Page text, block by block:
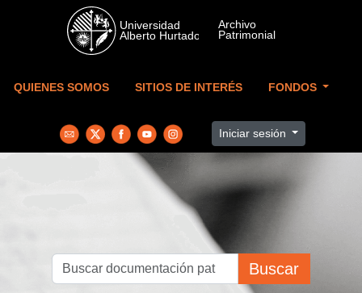
Skip to main content
QUIENES SOMOS SITIOS DE INTERÉS FONDOS
Iniciar sesión
Buscar